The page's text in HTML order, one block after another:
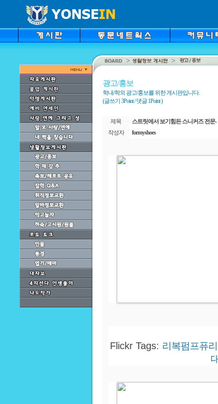
광고/홍보
학내/학외 광고/홍보를 위한 게시판입니다.
(글쓰기 3Point / 댓글 1Point )
제목
스트릿에서 보기힘든 스니커즈 전문
작성자
formyshoes
Flickr Tags: 리복펌프퓨리